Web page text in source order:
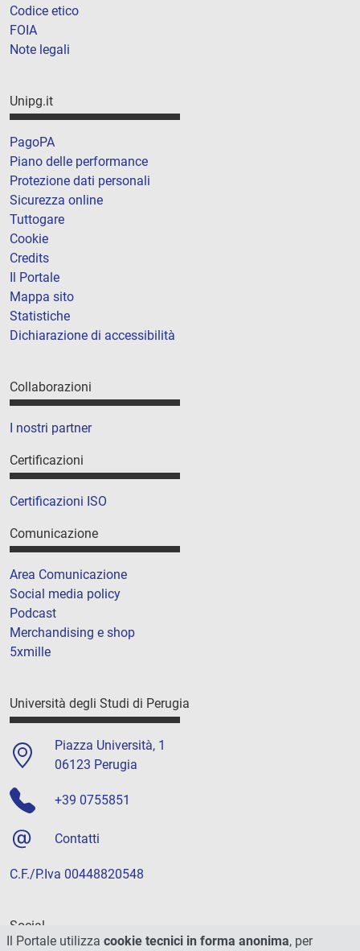
Codice etico
FOIA
Note legali
Unipg.it
PagoPA
Piano delle performance
Protezione dati personali
Sicurezza online
Tuttogare
Cookie
Credits
Il Portale
Mappa sito
Statistiche
Dichiarazione di accessibilità
Collaborazioni
I nostri partner
Certificazioni
Certificazioni ISO
Comunicazione
Area Comunicazione
Social media policy
Podcast
Merchandising e shop
5xmille
Università degli Studi di Perugia
Piazza Università, 1
06123 Perugia
+39 0755851
Contatti
C.F./P.Iva 00448820548
Social
Il Portale utilizza cookie tecnici in forma anonima, per